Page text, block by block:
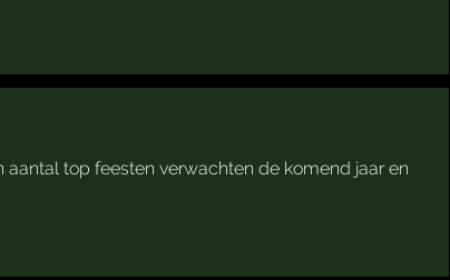
top feesten verwachten de komend jaar en